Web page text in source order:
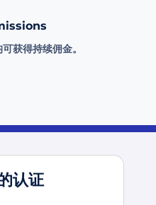
获得持续佣金。
认证